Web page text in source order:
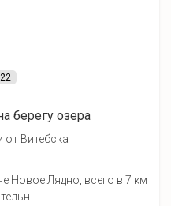
берегу озера
от Витебска
Новое Лядно, всего в 7 км